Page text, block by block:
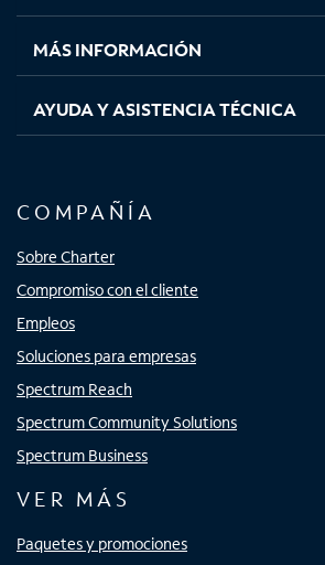
nuevanuevanuevanueva
MÁS INFORMACIÓN
AYUDA Y ASISTENCIA TÉCNICA
COMPAÑÍA
Sobre Charter
Compromiso con el cliente
Empleos
Soluciones para empresas
Spectrum Reach
Spectrum Community Solutions
Spectrum Business
VER MÁS
Paquetes y promociones